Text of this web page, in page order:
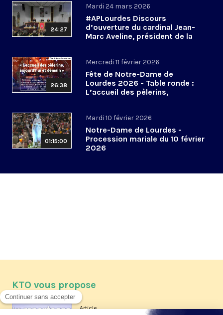
24:27
Mardi 24 mars 2026
#APLourdes Discours
d’ouverture du cardinal Jean-
Marc Aveline, président de la
26:38
Mercredi 11 février 2026
Fête de Notre-Dame de
Lourdes 2026 - Table ronde :
L’accueil des pèlerins,
01:15:00
Mardi 10 février 2026
Notre-Dame de Lourdes -
Procession mariale du 10 février
2026
KTO vous propose
Article